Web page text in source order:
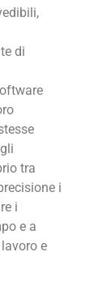
di
tra
i
i
e a
e